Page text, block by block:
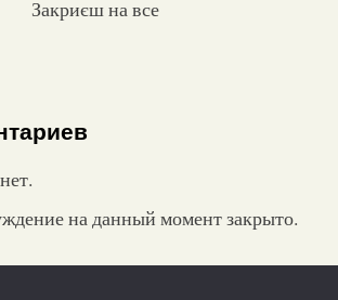
Закриєш на все
на данный момент закрыто.